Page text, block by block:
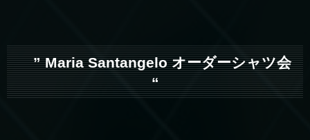
” Maria Santangelo オーダーシャツ会
“